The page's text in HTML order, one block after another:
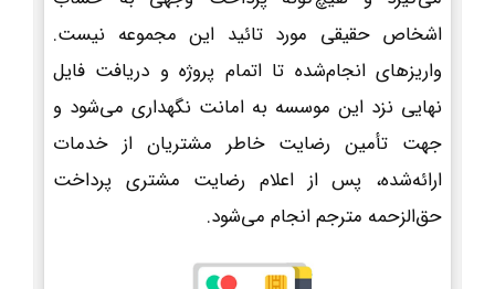
اشخاص حقیقی مورد تائید این مجموعه نیست.
واریزهای انجام‌شده تا اتمام پروژه و دریافت فایل
نهایی نزد این موسسه به امانت نگهداری می‌شود و
جهت تأمین رضایت خاطر مشتریان از خدمات
ارائه‌شده، پس از اعلام رضایت مشتری پرداخت
حق‌الزحمه مترجم انجام می‌شود.